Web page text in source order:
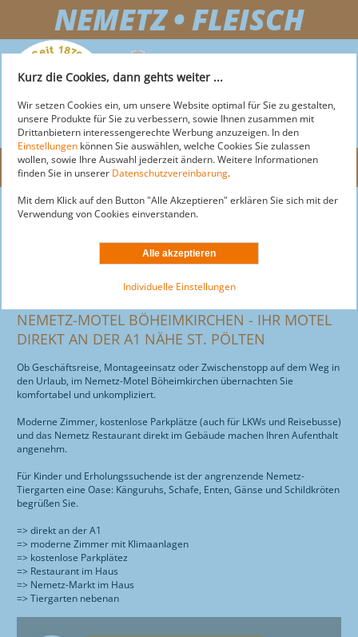
NEMETZ • FLEISCH
OFFICE@NEMETZ-FLEISCH.AT
Menü
NEMETZ-FLEISCH
AKTUELLE ANGEBOTE
SERVICE
STANDORTE & ÖFFNUNGSZEITEN
SORTIMENT
WURSTTORTE
LEISTUNGEN
LOGISTIK-ZENTRUM
DOGS
ÜBER DOGS
HUNDEFUTTER
QUALITÄT
MOTEL
ÜBER MOTEL
FOTOGALERIE
RESTAURANT
ENGLISH
WISSENWERTES
RESTAURANT
FRÜHSTÜCK
SPEISENANGEBOT
WURSTTORTE
SCHULBUFFET
FEIERN
ANREISE
KONTAKT
STANDORTE
GESCHICHTE
ZERTIFIZIERUNG
OFFENE STELLEN
IMPRESSUM
ONLINE-SHOP
Nemetz-Motel
Anreise
Restaurant
Wissenwertes
NEMETZ-MOTEL BÖHEIMKIRCHEN - IHR MOTEL
DIREKT AN DER A1 NÄHE ST. PÖLTEN
Ob Geschäftsreise, Montageeinsatz oder Zwischenstopp auf dem Weg in
den Urlaub, im Nemetz-Motel Böheimkirchen übernachten Sie
komfortabel und unkompliziert.
Moderne Zimmer, kostenlose Parkplätze (auch für LKWs und Reisebusse)
und das Nemetz Restaurant direkt im Gebäude machen Ihren Aufenthalt
angenehm.
Für Kinder und Erholungssuchende ist der angrenzende Nemetz-
Tiergarten eine Oase: Känguruhs, Schafe, Enten, Gänse und Schildkröten
begrüßen Sie.
=> direkt an der A1
=> moderne Zimmer mit Klimaanlagen
=> kostenlose Parkplätez
=> Restaurant im Haus
=> Nemetz-Markt im Haus
=> Tiergarten nebenan
Kurz die Cookies, dann gehts weiter ...
Wir setzen Cookies ein, um unsere Website optimal für Sie zu gestalten,
unsere Produkte für Sie zu verbessern, sowie Ihnen zusammen mit
Drittanbietern interessengerechte Werbung anzuzeigen. In den
Einstellungen können Sie auswählen, welche Cookies Sie zulassen
wollen, sowie Ihre Auswahl jederzeit ändern. Weitere Informationen
finden Sie in unserer Datenschutzvereinbarung.
Mit dem Klick auf den Button "Alle Akzeptieren" erklären Sie sich mit der
Verwendung von Cookies einverstanden.
Individuelle Einstellungen